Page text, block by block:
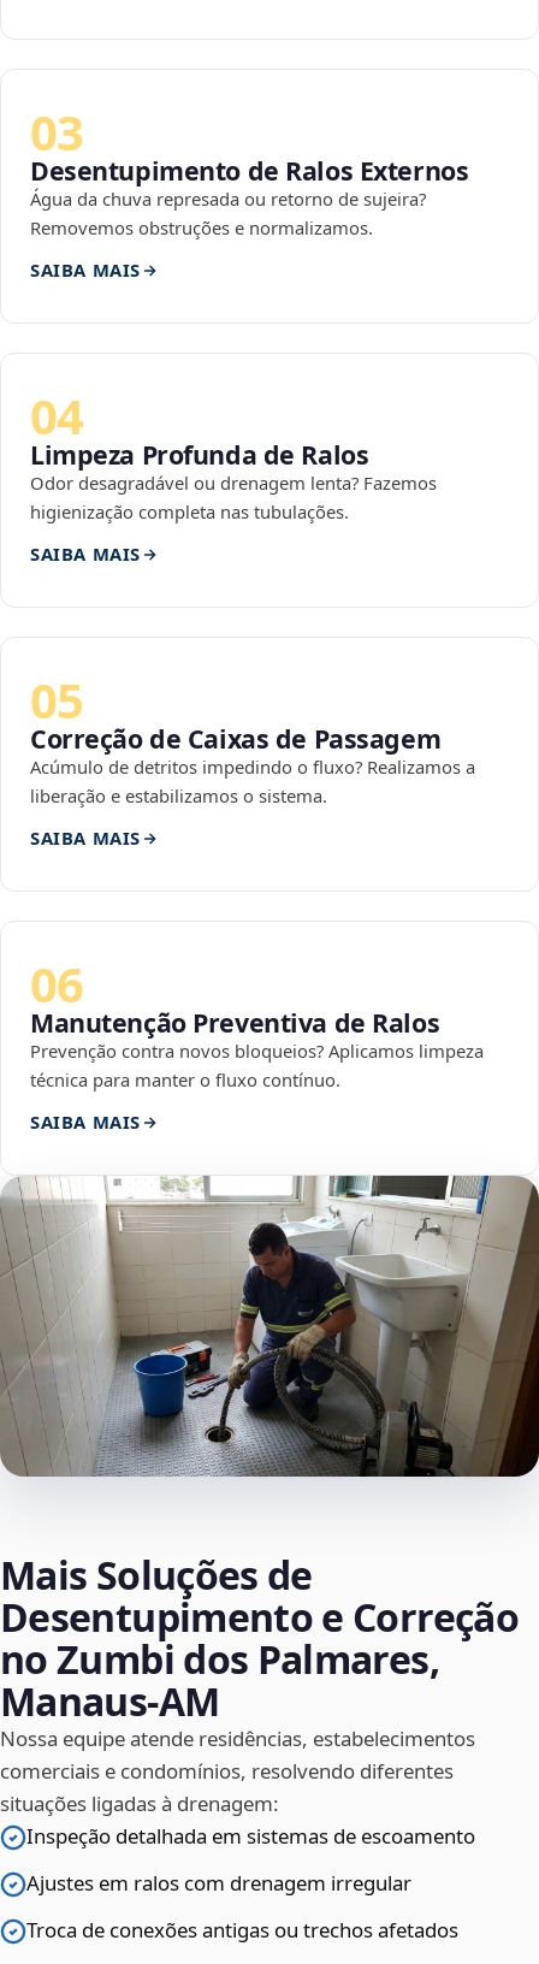
03
Desentupimento de Ralos Externos
Água da chuva represada ou retorno de sujeira?
Removemos obstruções e normalizamos.
SAIBA MAIS
04
Limpeza Profunda de Ralos
Odor desagradável ou drenagem lenta? Fazemos
higienização completa nas tubulações.
SAIBA MAIS
05
Correção de Caixas de Passagem
Acúmulo de detritos impedindo o fluxo? Realizamos a
liberação e estabilizamos o sistema.
SAIBA MAIS
06
Manutenção Preventiva de Ralos
Prevenção contra novos bloqueios? Aplicamos limpeza
técnica para manter o fluxo contínuo.
SAIBA MAIS
Mais Soluções de
Desentupimento e Correção
no Zumbi dos Palmares,
Manaus‑AM
Nossa equipe atende residências, estabelecimentos
comerciais e condomínios, resolvendo diferentes
situações ligadas à drenagem:
Inspeção detalhada em sistemas de escoamento
Ajustes em ralos com drenagem irregular
Troca de conexões antigas ou trechos afetados